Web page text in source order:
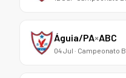
Águia/PA×ABC
04 Jul · Campeonato